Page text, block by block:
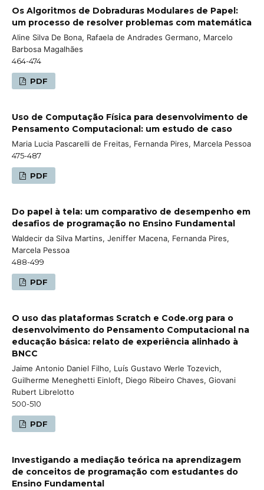
Os Algoritmos de Dobraduras Modulares de Papel:
um processo de resolver problemas com matemática
Aline Silva De Bona, Rafaela de Andrades Germano, Marcelo
Barbosa Magalhães
464-474
PDF
Uso de Computação Física para desenvolvimento de
Pensamento Computacional: um estudo de caso
Maria Lucia Pascarelli de Freitas, Fernanda Pires, Marcela Pessoa
475-487
PDF
Do papel à tela: um comparativo de desempenho em
desafios de programação no Ensino Fundamental
Waldecir da Silva Martins, Jeniffer Macena, Fernanda Pires,
Marcela Pessoa
488-499
PDF
O uso das plataformas Scratch e Code.org para o
desenvolvimento do Pensamento Computacional na
educação básica: relato de experiência alinhado à
BNCC
Jaime Antonio Daniel Filho, Luís Gustavo Werle Tozevich,
Guilherme Meneghetti Einloft, Diego Ribeiro Chaves, Giovani
Rubert Librelotto
500-510
PDF
Investigando a mediação teórica na aprendizagem
de conceitos de programação com estudantes do
Ensino Fundamental